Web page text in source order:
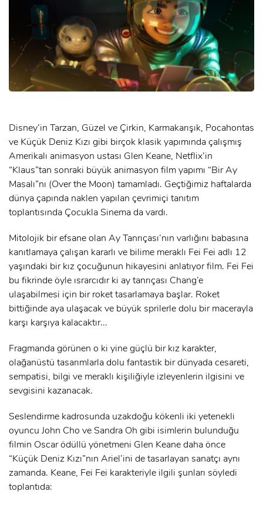
Disney’in Tarzan, Güzel ve Çirkin, Karmakarışık, Pocahontas
ve Küçük Deniz Kızı gibi birçok klasik yapımında çalışmış
Amerikalı animasyon ustası Glen Keane, Netflix’in
“Klaus”tan sonraki büyük animasyon film yapımı “Bir Ay
Masalı”nı (Over the Moon) tamamladı. Geçtiğimiz haftalarda
dünya çapında naklen yapılan çevrimiçi tanıtım
toplantısında Çocukla Sinema da vardı.
Mitolojik bir efsane olan Ay Tanrıçası’nın varlığını babasına
kanıtlamaya çalışan kararlı ve bilime meraklı Fei Fei adlı 12
yaşındaki bir kız çocuğunun hikayesini anlatıyor film. Fei Fei
bu fikrinde öyle ısrarcıdır ki ay tanrıçası Chang’e
ulaşabilmesi için bir roket tasarlamaya başlar. Roket
bittiğinde aya ulaşacak ve büyük sprilerle dolu bir macerayla
karşı karşıya kalacaktır...
Fragmanda görünen o ki yine güçlü bir kız karakter,
olağanüstü tasarımlarla dolu fantastik bir dünyada cesareti,
sempatisi, bilgi ve meraklı kişiliğiyle izleyenlerin ilgisini ve
sevgisini kazanacak.
Seslendirme kadrosunda uzakdoğu kökenli iki yetenekli
oyuncu John Cho ve Sandra Oh gibi isimlerin bulunduğu
filmin Oscar ödüllü yönetmeni Glen Keane daha önce
“Küçük Deniz Kızı”nın Ariel’ini de tasarlayan sanatçı aynı
zamanda. Keane, Fei Fei karakteriyle ilgili şunları söyledi
toplantıda: